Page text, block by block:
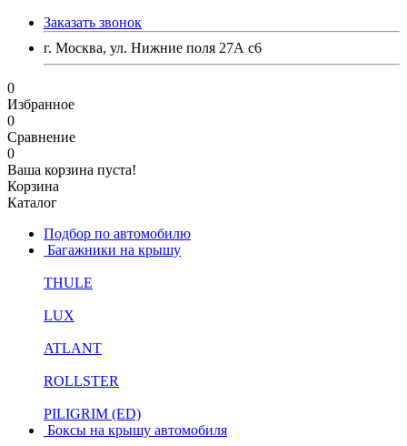
Заказать звонок
г. Москва, ул. Нижние поля 27А с6
0
Избранное
0
Сравнение
0
Ваша корзина пуста!
Корзина
Каталог
Подбор по автомобилю
Багажники на крышу
THULE
LUX
ATLANT
ROLLSTER
PILIGRIM (ED)
Боксы на крышу автомобиля